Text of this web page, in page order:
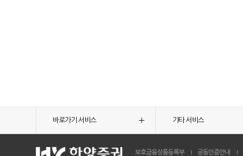
바로가기 서비스 기타 서비스
보호금융상품등록부 공동인증안내